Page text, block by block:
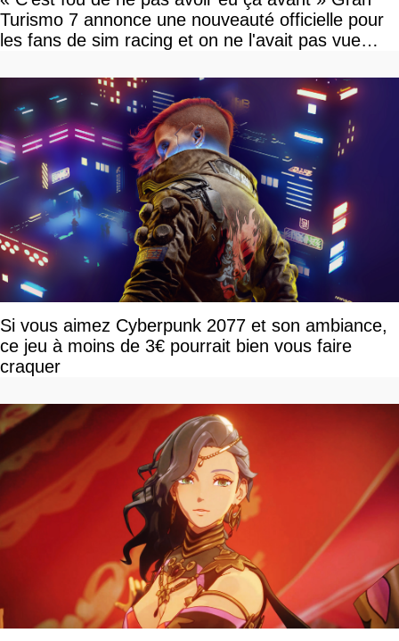
Turismo 7 annonce une nouveauté officielle pour
les fans de sim racing et on ne l'avait pas vue
Si vous aimez Cyberpunk 2077 et son ambiance,
ce jeu à moins de 3€ pourrait bien vous faire
craquer